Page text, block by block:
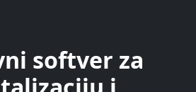
softver za